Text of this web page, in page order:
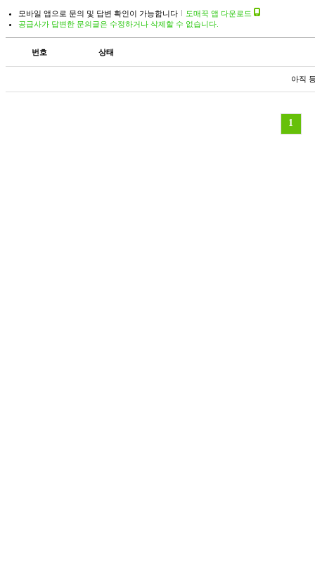
모바일 앱으로 문의 및 답변 확인이 가능합니다
도매꾹 앱 다운로드
공급사가 답변한 문의글은 수정하거나 삭제할 수 없습니다.
번호 상태
아직
1